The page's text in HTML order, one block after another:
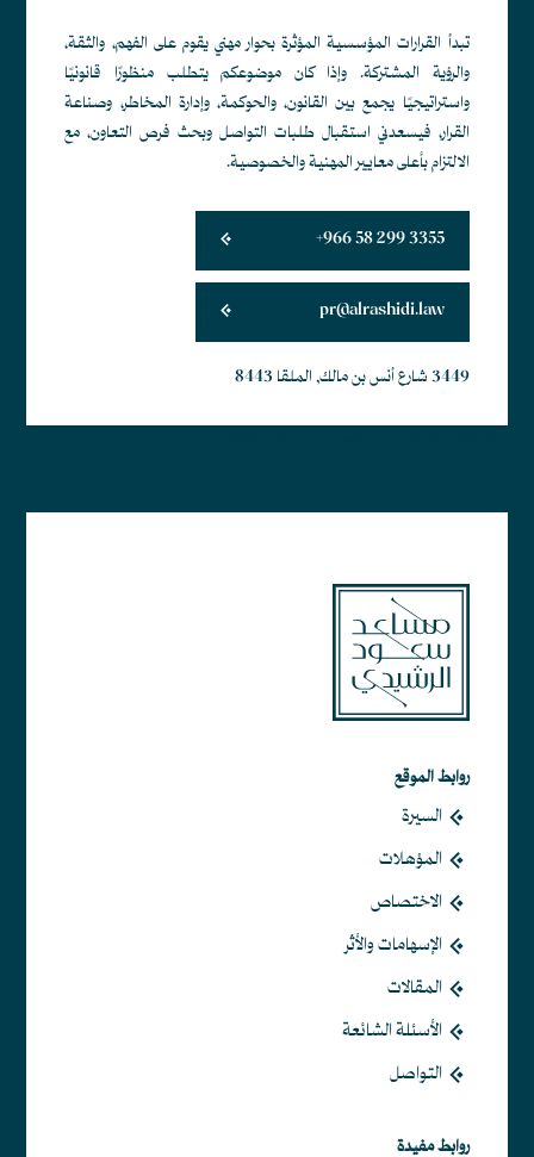
تبدأ القرارات المؤسسية المؤثرة بحوار مهني يقوم على الفهم، والثقة،
والرؤية المشتركة. وإذا كان موضوعكم يتطلب منظورًا قانونيًا
واستراتيجيًا يجمع بين القانون، والحوكمة، وإدارة المخاطر، وصناعة
القرار، فيسعدني استقبال طلبات التواصل وبحث فرص التعاون، مع
الالتزام بأعلى معايير المهنية والخصوصية.
+966 58 299 3355
pr@alrashidi.law
3449 شارع أنس بن مالك, الملقا 8443
روابط الموقع
السيرة
المؤهلات
الاختصاص
الإسهامات والأثر
المقالات
الأسئلة الشائعة
التواصل
روابط مفيدة